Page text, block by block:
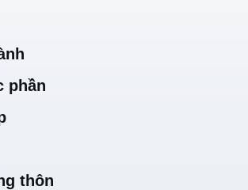
phần
thôn